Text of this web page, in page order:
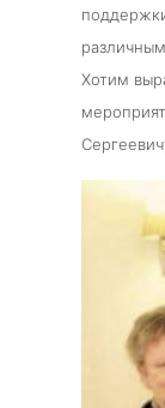
Хотим